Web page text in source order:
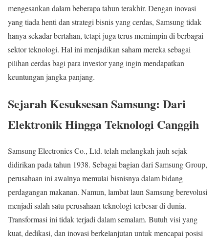
mengesankan dalam beberapa tahun terakhir. Dengan inovasi
yang tiada henti dan strategi bisnis yang cerdas, Samsung tidak
hanya sekadar bertahan, tetapi juga terus memimpin di berbagai
sektor teknologi. Hal ini menjadikan saham mereka sebagai
pilihan cerdas bagi para investor yang ingin mendapatkan
keuntungan jangka panjang.
Sejarah Kesuksesan Samsung: Dari
Elektronik Hingga Teknologi Canggih
Samsung Electronics Co., Ltd. telah melangkah jauh sejak
didirikan pada tahun 1938. Sebagai bagian dari Samsung Group,
perusahaan ini awalnya memulai bisnisnya dalam bidang
perdagangan makanan. Namun, lambat laun Samsung berevolusi
menjadi salah satu perusahaan teknologi terbesar di dunia.
Transformasi ini tidak terjadi dalam semalam. Butuh visi yang
kuat, dedikasi, dan inovasi berkelanjutan untuk mencapai posisi